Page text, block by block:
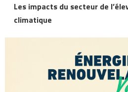
Les impacts du secteur de
climatique